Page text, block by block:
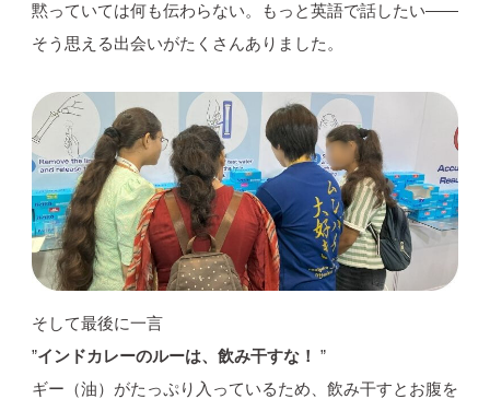
黙っていては何も伝わらない。もっと英語で話したい――
そう思える出会いがたくさんありました。
そして最後に一言
”インドカレーのルーは、飲み干すな！ ”
ギー（油）がたっぷり入っているため、飲み干すとお腹を